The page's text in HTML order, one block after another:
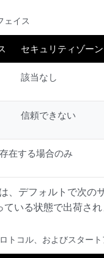
ェイス
セキュリティゾーン
該当なし
信頼できない
在する場合のみ
、デフォルトで次の
いる状態で出荷され
トコル、およびスタート